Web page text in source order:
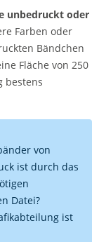
unbedruckt oder
Farben oder
Bändchen
Fläche von 250
bestens
von
ist durch das
Datei?
ist